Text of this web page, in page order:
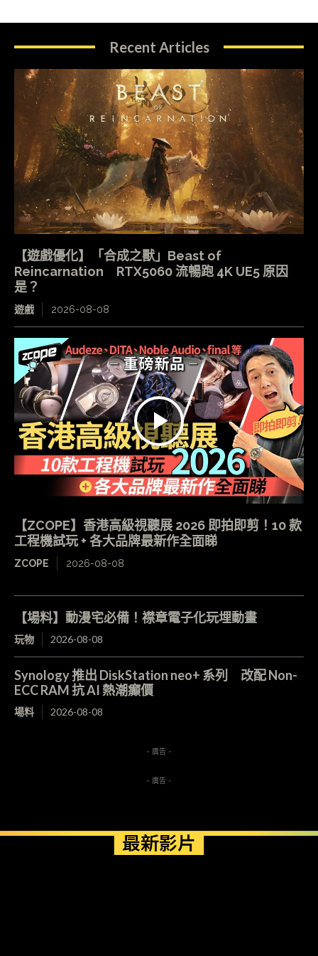
Recent Articles
【遊戲優化】「合成之獸」Beast of
Reincarnation RTX5060 流暢跑 4K UE5 原因
是？
遊戲 2026-08-08
【ZCOPE】香港高級視聽展 2026 即拍即剪！10 款
工程機試玩 + 各大品牌最新作全面睇
ZCOPE 2026-08-08
【場料】動漫宅必備！襟章電子化玩埋動畫
玩物 2026-08-08
Synology 推出 DiskStation neo+ 系列 改配 Non-
ECC RAM 抗 AI 熱潮癲價
場料 2026-08-08
- 廣告 -
- 廣告 -
最新影片